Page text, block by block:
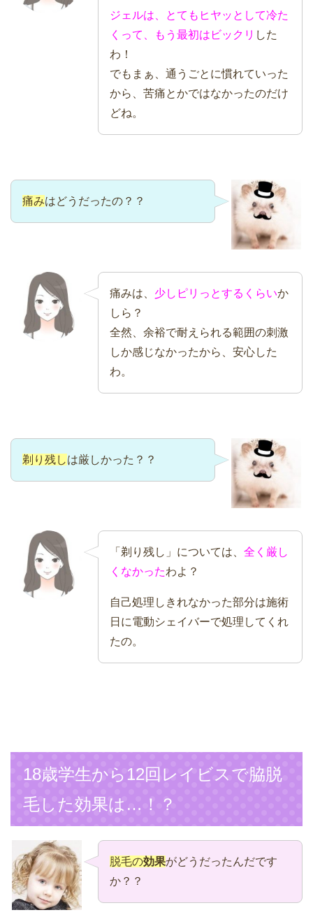
ジェルは、とてもヒヤッとして冷た
くって、もう最初はビックリ した
わ！
でもまぁ、通うごとに慣れていった
から、苦痛とかではなかったのだけ
どね。
痛みはどうだったの？？
痛みは、 少しピリっとするくらいか
しら？
全然、余裕で耐えられる範囲の刺激
しか感じなかったから、安心した
わ。
剃り残しは厳しかった？？
「剃り残し」については、全く厳し
くなかったわよ？
自己処理しきれなかった部分は施術
日に電動シェイバーで処理してくれ
たの。
18歳学生から12回レイビスで脇脱
毛した効果は…！？
脱毛の効果がどうだったんだです
か？？